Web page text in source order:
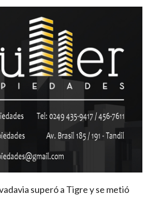
superó a Tigre y se metió